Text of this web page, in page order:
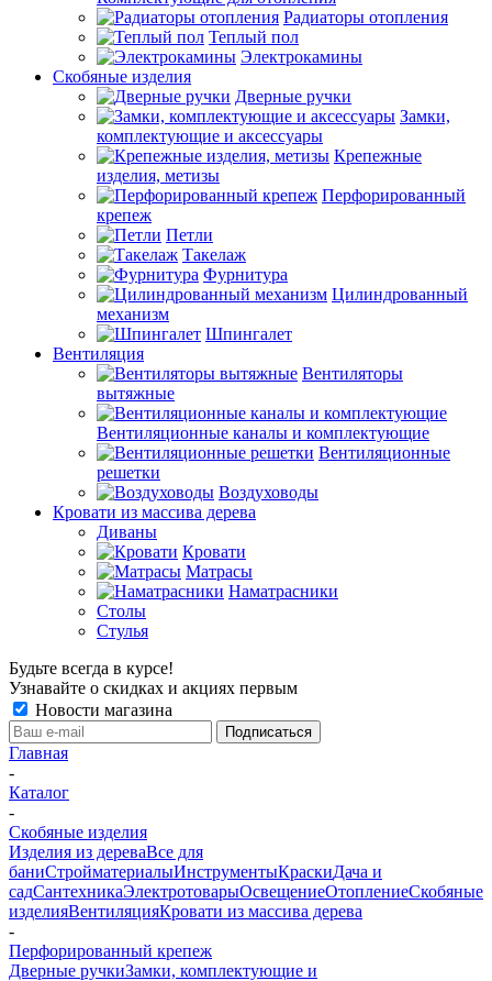
Радиаторы отопления
Теплый пол
Электрокамины
Скобяные изделия
Дверные ручки
Замки,
комплектующие и аксессуары
Крепежные
изделия, метизы
Перфорированный
крепеж
Петли
Такелаж
Фурнитура
Цилиндрованный
механизм
Шпингалет
Вентиляция
Вентиляторы
вытяжные
Вентиляционные каналы и комплектующие
Вентиляционные
решетки
Воздуховоды
Кровати из массива дерева
Диваны
Кровати
Матрасы
Наматрасники
Столы
Стулья
Будьте всегда в курсе!
Узнавайте о скидках и акциях первым
Новости магазина
Главная
-
Каталог
-
Скобяные изделия
Изделия из дереваВсе для
баниСтройматериалыИнструментыКраскиДача и
садСантехникаЭлектротоварыОсвещениеОтоплениеСкобяные
изделияВентиляцияКровати из массива дерева
-
Перфорированный крепеж
Дверные ручкиЗамки, комплектующие и